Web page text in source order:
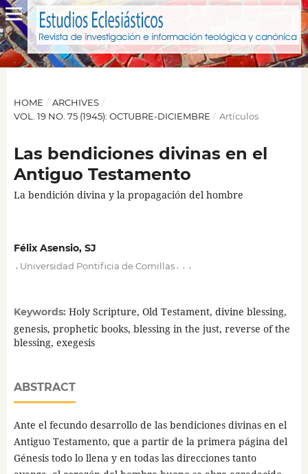
HOME / ARCHIVES /
VOL. 19 NO. 75 (1945): OCTUBRE-DICIEMBRE / Artículos
Las bendiciones divinas en el
Antiguo Testamento
La bendición divina y la propagación del hombre
Félix Asensio, SJ
Universidad Pontificia de Comillas,
Keywords: Holy Scripture, Old Testament, divine blessing,
genesis, prophetic books, blessing in the just, reverse of the
blessing, exegesis
ABSTRACT
Ante el fecundo desarrollo de las bendiciones divinas en el
Antiguo Testamento, que a partir de la primera página del
Génesis todo lo llena y en todas las direcciones tanto